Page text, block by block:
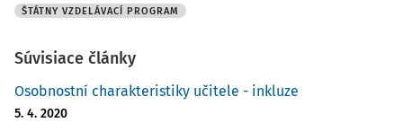
ŠTÁTNY VZDELÁVACÍ PROGRAM
Súvisiace články
Osobnostní charakteristiky učitele - inkluze
5. 4. 2020